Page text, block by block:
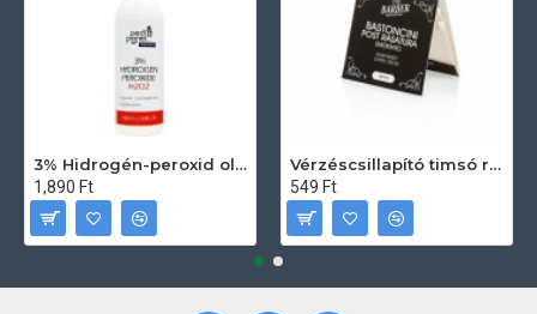
3% Hidrogén-peroxid oldat (sebfertőtlenítő) 100ml
1,890 Ft
Vérzéscsillapító timsó rúd 20db
549 Ft